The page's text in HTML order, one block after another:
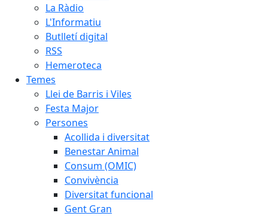
La Ràdio
L'Informatiu
Butlletí digital
RSS
Hemeroteca
Temes
Llei de Barris i Viles
Festa Major
Persones
Acollida i diversitat
Benestar Animal
Consum (OMIC)
Convivència
Diversitat funcional
Gent Gran